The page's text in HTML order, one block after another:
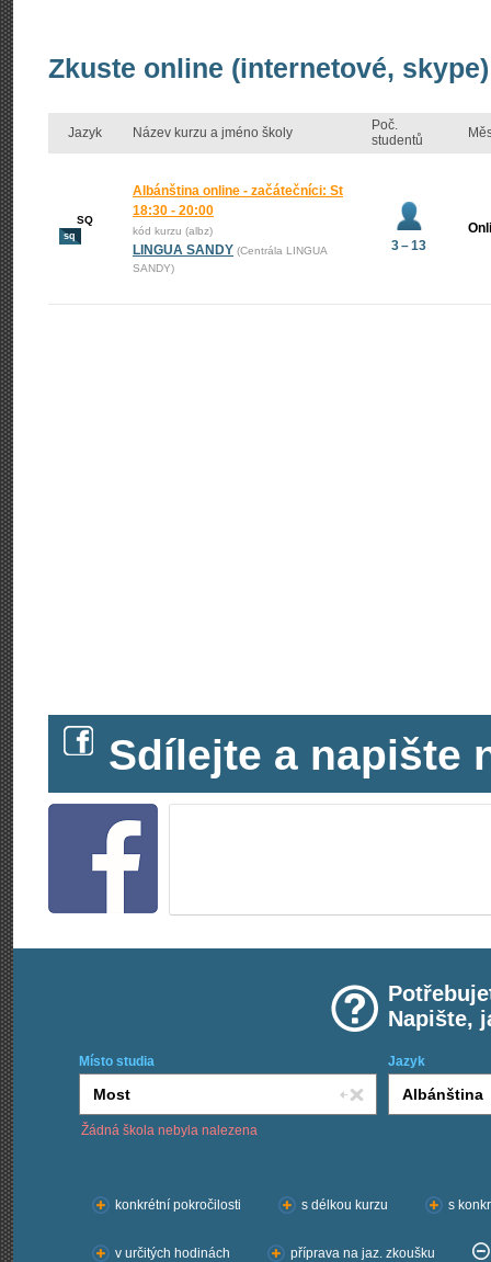
Zkuste online (internetové,
Jazyk Název kurzu a jméno školy
Poč.
studentů
SQ
sq
Albánština online - začátečníci: St
18:30 - 20:00
kód kurzu (albz)
LINGUA SANDY (Centrála LINGUA
SANDY)
3 – 13
Sdílejte a napište
Napište,
Místo studia Jazyk
Žádná škola nebyla nalezena
konkrétní pokročilosti
s délkou kurzu s
v určitých hodinách příprava na jaz. zkoušku